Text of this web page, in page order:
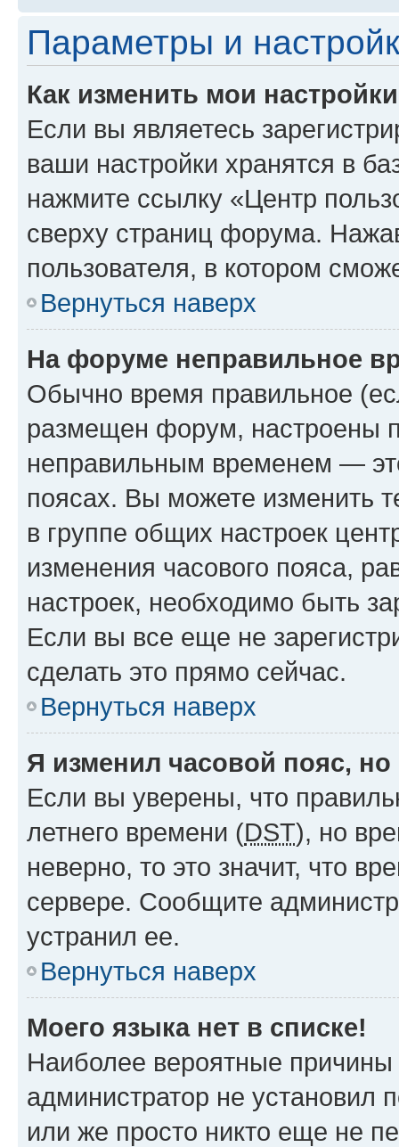
Параметры и
Как изменить мои
Если вы являетесь
ваши настройки хранятся в
нажмите ссылку «Центр
сверху страниц форума.
пользователя, в котором
Вернуться наверх
На форуме неправильное
Обычно время правильное
размещен форум, настроены
неправильным временем —
поясах. Вы можете изменить
в группе общих настроек
изменения часового пояса,
настроек, необходимо быть
Если вы все еще не
сделать это прямо сейчас.
Вернуться наверх
Я изменил часовой пояс,
Если вы уверены, что
летнего времени (DST), но
неверно, то это значит, что
сервере. Сообщите
устранил ее.
Вернуться наверх
Моего языка нет в списке!
Наиболее вероятные причины
администратор не установил
или же просто никто еще не